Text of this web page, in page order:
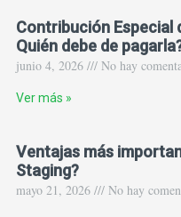
Contribución Especial
Quién debe de
junio 4, 2026 /// No hay
Ver más »
Ventajas más
Staging?
mayo 21, 2026 /// No hay